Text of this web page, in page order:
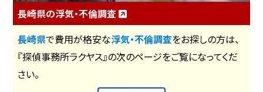
長崎県の浮気・不倫調査
長崎県で費用が格安な浮気・不倫調査をお探しの方は、
『探偵事務所ラクヤス』の次のページをご覧になってくだ
さい。